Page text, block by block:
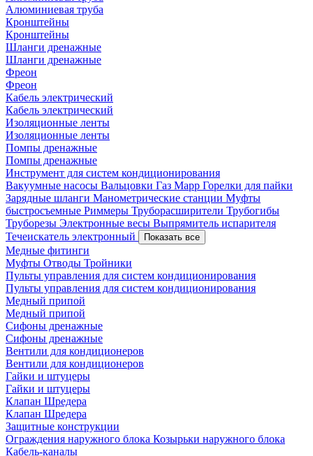
Алюминиевая труба
Кронштейны
Кронштейны
Шланги дренажные
Шланги дренажные
Фреон
Фреон
Кабель электрический
Кабель электрический
Изоляционные ленты
Изоляционные ленты
Помпы дренажные
Помпы дренажные
Инструмент для систем кондиционирования
Вакуумные насосы Вальцовки Газ Mapp Горелки для пайки
Зарядные шланги Манометрические станции Муфты
быстросъемные Риммеры Труборасширители Трубогибы
Труборезы Электронные весы Выпрямитель испарителя
Течеискатель электронный
Показать все
Медные фитинги
Муфты Отводы Тройники
Пульты управления для систем кондиционирования
Пульты управления для систем кондиционирования
Медный припой
Медный припой
Сифоны дренажные
Сифоны дренажные
Вентили для кондиционеров
Вентили для кондиционеров
Гайки и штуцеры
Гайки и штуцеры
Клапан Шредера
Клапан Шредера
Защитные конструкции
Ограждения наружного блока Козырьки наружного блока
Кабель-каналы